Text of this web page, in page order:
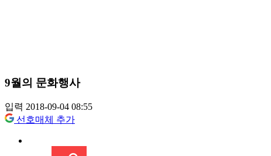
9월의 문화행사
입력 2018-09-04 08:55
선호매체 추가